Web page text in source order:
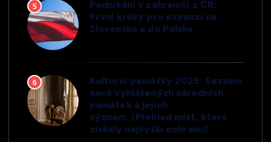
5
Podnikání v zahraničí z ČR:
První kroky pro expanzi na
Slovensko a do Polska
6
Kulturní památky 2025: Seznam
nově vyhlášených národních
památek a jejich
význam. (Přehled míst, které
získaly nejvyšší ochranu)